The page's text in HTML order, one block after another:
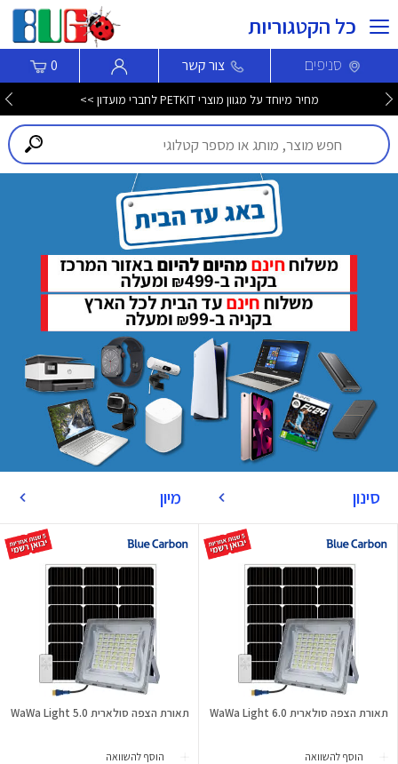
כל הקטגוריות
סניפים צור קשר 0
מחיר מיוחד על מגוון מוצרי PETKIT לחברי מועדון >>
סינון מיון
תאורת הצפה סולארית WaWa Light 6.0
הוסף להשוואה
תאורת הצפה סולארית WaWa Light 5.0
הוסף להשוואה